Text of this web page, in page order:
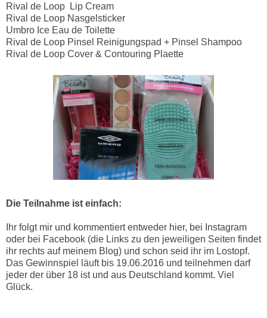
Rival de Loop Lip Cream
Rival de Loop Nasgelsticker
Umbro Ice Eau de Toilette
Rival de Loop Pinsel Reinigungspad + Pinsel Shampoo
Rival de Loop Cover & Contouring Plaette
Die Teilnahme ist einfach:
Ihr folgt mir und kommentiert entweder hier, bei Instagram
oder bei Facebook (die Links zu den jeweiligen Seiten findet
ihr rechts auf meinem Blog) und schon seid ihr im Lostopf.
Das Gewinnspiel läuft bis 19.06.2016 und teilnehmen darf
jeder der über 18 ist und aus Deutschland kommt. Viel
Glück.